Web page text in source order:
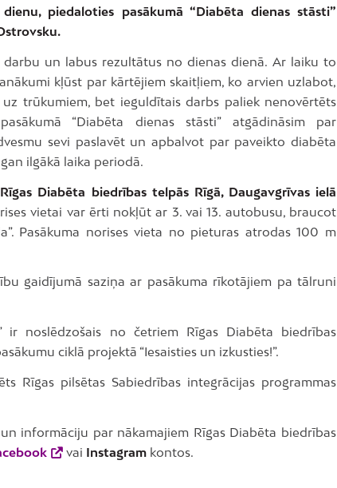
piedaloties pasākumā “Diabēta dienas stāsti”
darbu un labus rezultātus no dienas dienā. Ar laiku to
kļūst par kārtējiem skaitļiem, ko arvien uzlabot,
trūkumiem, bet ieguldītais darbs paliek nenovērtēts
“Diabēta dienas stāsti” atgādināsim par
sevi paslavēt un apbalvot par paveikto diabēta
ilgākā laika periodā.
Diabēta biedrības telpās Rīgā, Daugavgrīvas ielā
vietai var ērti nokļūt ar 3. vai 13. autobusu, braucot
Pasākuma norises vieta no pieturas atrodas 100 m
gaidījumā saziņa ar pasākuma rīkotājiem pa tālruni
ir noslēdzošais no četriem Rīgas Diabēta biedrības
ciklā projektā “Iesaisties un izkusties!”.
Rīgas pilsētas Sabiedrības integrācijas programmas
informāciju par nākamajiem Rīgas Diabēta biedrības
vai Instagram kontos.